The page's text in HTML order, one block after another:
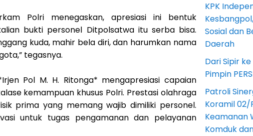
Polri menegaskan, apresiasi ini bentuk
bukti personel Ditpolsatwa itu serba bisa.
kuda, mahir bela diri, dan harumkan nama
tegasnya.
Pol M. H. Ritonga* mengapresiasi capaian
kemampuan khusus Polri. Prestasi olahraga
prima yang memang wajib dimiliki personel.
untuk tugas pengamanan dan pelayanan
KPK
Sosial dan
Daerah
Dari Sipir
Pimpin
Patroli
Koramil 02/
Keamanan
Komduk